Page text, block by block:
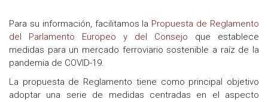
Para su información, facilitamos la Propuesta de Reglamento
del Parlamento Europeo y del Consejo que establece
medidas para un mercado ferroviario sostenible a raíz de la
pandemia de COVID-19.
La propuesta de Reglamento tiene como principal objetivo
adoptar una serie de medidas centradas en el aspecto